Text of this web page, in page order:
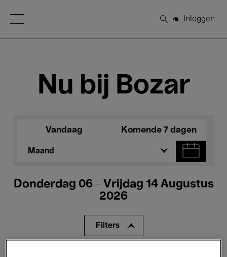
Open Menu
Zoeken
Inloggen
Nu bij Bozar
Vandaag Komende 7 dagen
Maand
Donderdag 06 - Vrijdag 14 Augustus
2026
Filters